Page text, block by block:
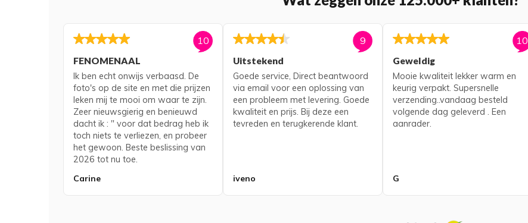
10
FENOMENAAL
Ik ben echt onwijs verbaasd. De
foto's op de site en met die prijzen
leken mij te mooi om waar te zijn.
Zeer nieuwsgierig en benieuwd
dacht ik : " voor dat bedrag heb ik
toch niets te verliezen, en probeer
het gewoon. Beste beslissing van
2026 tot nu toe.
Carine
9
Uitstekend
Goede service, Direct beantwoord
via email voor een oplossing van
een probleem met levering. Goede
kwaliteit en prijs. Bij deze een
tevreden en terugkerende klant.
iveno
10
Geweldig
Mooie kwaliteit lekker warm en
keurig verpakt. Supersnelle
verzending..vandaag besteld
volgende dag geleverd . Een
aanrader.
G